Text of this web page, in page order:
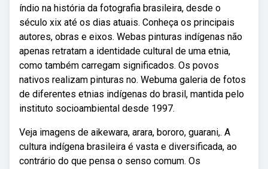
índio na história da fotografia brasileira, desde o
século xix até os dias atuais. Conheça os principais
autores, obras e eixos. Webas pinturas indígenas não
apenas retratam a identidade cultural de uma etnia,
como também carregam significados. Os povos
nativos realizam pinturas no. Webuma galeria de fotos
de diferentes etnias indígenas do brasil, mantida pelo
instituto socioambiental desde 1997.
Veja imagens de aikewara, arara, bororo, guarani,. A
cultura indígena brasileira é vasta e diversificada, ao
contrário do que pensa o senso comum. Os